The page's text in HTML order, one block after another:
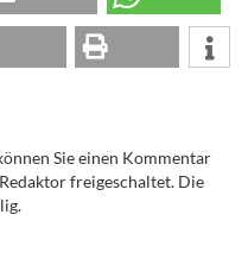
Sie einen Kommentar
freigeschaltet. Die